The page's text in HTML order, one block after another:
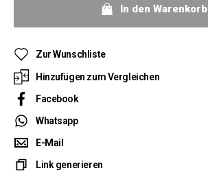
In den Warenkorb
Zur Wunschliste
Hinzufügen zum Vergleichen
Facebook
Whatsapp
E-Mail
Link generieren